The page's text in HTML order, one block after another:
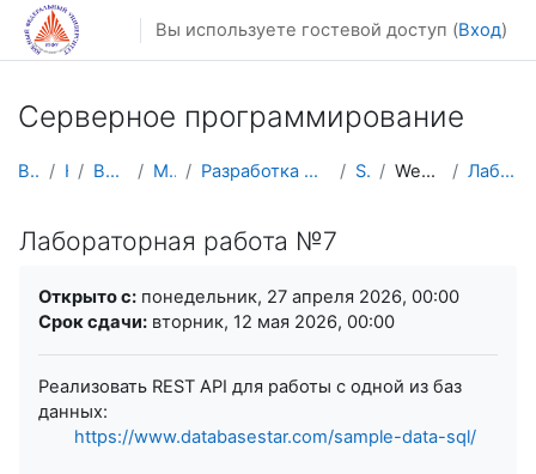
Перейти к основному содержанию
Вы используете гостевой доступ (Вход)
Серверное программирование
В начало Курсы Весенний семестр Магистратура Разработка мобильных приложений и компьютерных игр ServerProg Web APIs: REST, GraphQL Лабораторная работа №7
Лабораторная работа №7
Открыто с: понедельник, 27 апреля 2026, 00:00
Срок сдачи: вторник, 12 мая 2026, 00:00
Реализовать REST API для работы с одной из баз
данных:
https://www.databasestar.com/sample-data-sql/